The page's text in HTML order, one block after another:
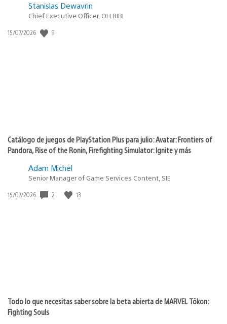
Stanislas Dewavrin
Chief Executive Officer, OH BIBI
Fecha
15/07/2026 9
Catálogo de juegos de PlayStation Plus para julio: Avatar: Frontiers of
Pandora, Rise of the Ronin, Firefighting Simulator: Ignite y más
Adam Michel
Senior Manager of Game Services Content, SIE
Fecha
15/07/2026 2 13
Todo lo que necesitas saber sobre la beta abierta de MARVEL Tōkon:
Fighting Souls